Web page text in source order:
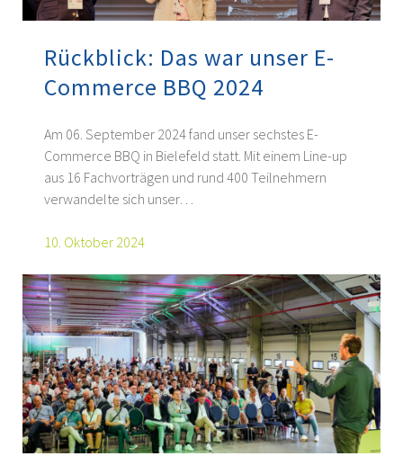
Rückblick: Das war unser E-
Commerce BBQ 2024
Am 06. September 2024 fand unser sechstes E-
Commerce BBQ in Bielefeld statt. Mit einem Line-up
aus 16 Fachvorträgen und rund 400 Teilnehmern
verwandelte sich unser…
10. Oktober 2024